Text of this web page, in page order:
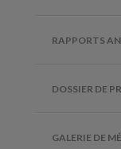
RAPPORTS
DOSSIER DE
GALERIE DE